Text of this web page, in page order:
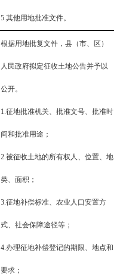
5.其他用地批准文件。
根据用地批复文件，县（市、区）
人民政府拟定征收土地公告并予以
公开。
1.征地批准机关、批准文号、批准时
间和批准用途；
2.被征收土地的所有权人、位置、地
类、面积；
3.征地补偿标准、农业人口安置方
式、社会保障途径等；
4.办理征地补偿登记的期限、地点和
要求；